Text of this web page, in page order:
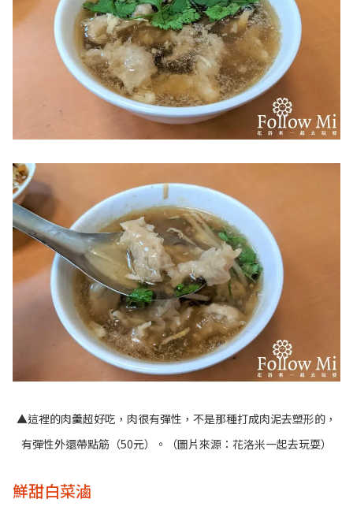
▲這裡的肉羹超好吃，肉很有彈性，不是那種打成肉泥去塑形的，
有彈性外還帶點筋（50元）。（圖片來源： 花洛米一起去玩耍）
鮮甜白菜滷